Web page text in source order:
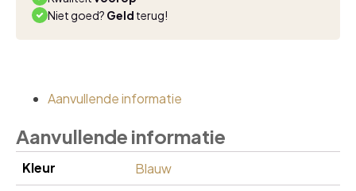
Niet goed? Geld terug!
Aanvullende informatie
Aanvullende informatie
Kleur
Blauw